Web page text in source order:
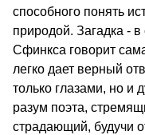
способного понять
природой. Загадка -
Сфинкса говорит
легко дает верный
только глазами, но и
разум поэта,
страдающий, будучи